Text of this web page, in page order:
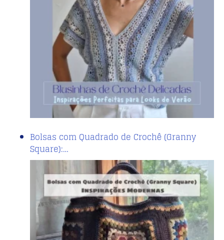
Bolsas com Quadrado de Crochê (Granny
Square):…